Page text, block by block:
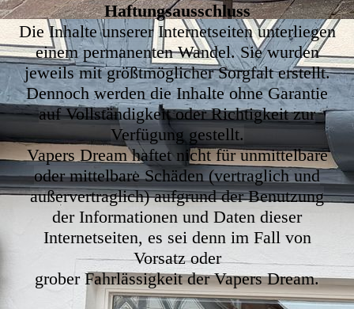
Haftungsausschluss
Die Inhalte unserer Internetseiten unterliegen
einem permanenten Wandel. Sie wurden
jeweils mit größtmöglicher Sorgfalt erstellt.
Dennoch werden die Inhalte ohne Garantie
auf Vollständigkeit oder Richtigkeit zur
Verfügung gestellt.
Vapers Dream haftet nicht für unmittelbare
oder mittelbare Schäden (vertraglich und
außervertraglich) aufgrund der Benutzung
der Informationen und Daten dieser
Internetseiten, es sei denn im Fall von
Vorsatz oder
grober Fahrlässigkeit der Vapers Dream.